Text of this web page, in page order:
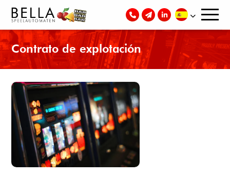
Contrato de explotación